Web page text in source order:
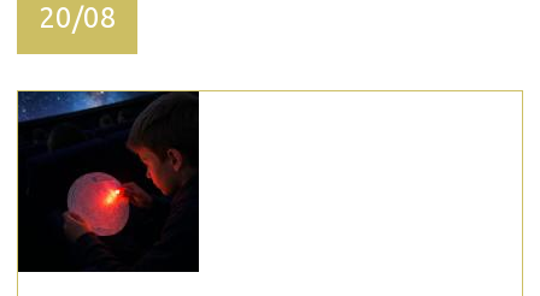
20/08